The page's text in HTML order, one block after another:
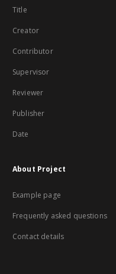
Title
Creator
Contributor
Supervisor
Reviewer
Publisher
Date
About Project
Example page
Frequently asked questions
Contact details